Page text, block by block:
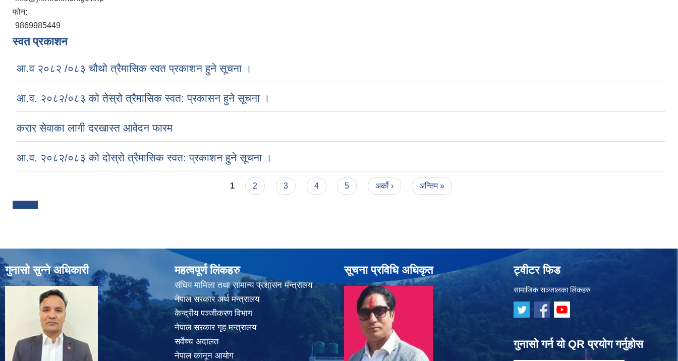
फोन:
9869985449
स्वत प्रकाशन
आ.व २०८२ /०८३ चौथो त्रैमासिक स्वत प्रकाशन हुने सूचना ।
आ.व. २०८२/०८३ को तेस्रो त्रैमासिक स्वत: प्रकासन हुने सूचना ।
करार सेवाका लागी दरखास्त आवेदन फारम
आ.व. २०८२/०८३ को दोस्रो त्रैमासिक स्वत: प्रकाशन हुने सूचना ।
1 2 3 4 5 अर्को › अन्तिम »
गुनासो सुन्ने अधिकारी महत्वपूर्ण लिंकहरु
संघिय मामिला तथा सामान्य प्रशासन मन्त्रालय
नेपाल सरकार अर्थ मन्त्रालय
केन्द्रीय पञ्जीकरण विभाग
नेपाल सरकार गृह मन्त्रालय
सर्वेच्च अदालत
नेपाल कानून आयोग
सूचना प्रविधि अधिकृत ट्वीटर फिड
सामाजिक सञ्जालका लिंकहरु
गुनासो गर्न यो QR प्रयोग गर्नुहोस